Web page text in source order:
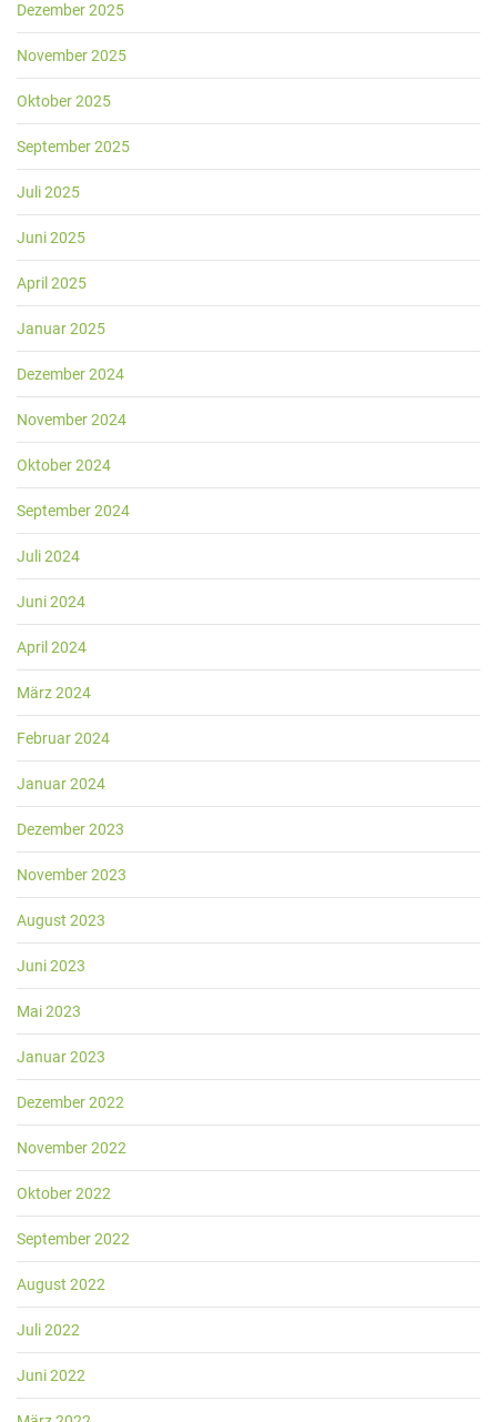
Dezember 2025
November 2025
Oktober 2025
September 2025
Juli 2025
Juni 2025
April 2025
Januar 2025
Dezember 2024
November 2024
Oktober 2024
September 2024
Juli 2024
Juni 2024
April 2024
März 2024
Februar 2024
Januar 2024
Dezember 2023
November 2023
August 2023
Juni 2023
Mai 2023
Januar 2023
Dezember 2022
November 2022
Oktober 2022
September 2022
August 2022
Juli 2022
Juni 2022